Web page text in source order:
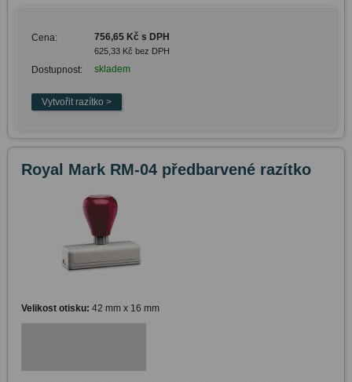
Cena: 756,65 Kč s DPH
625,33 Kč bez DPH
Dostupnost: skladem
Royal Mark RM-04 předbarvené razítko
Velikost otisku: 42 mm x 16 mm